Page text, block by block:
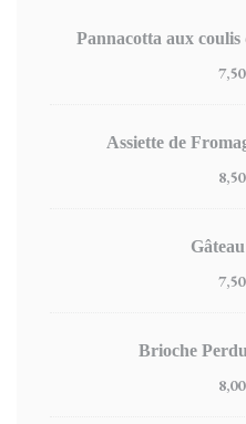
Pannacotta aux
Assiette de
Brioche